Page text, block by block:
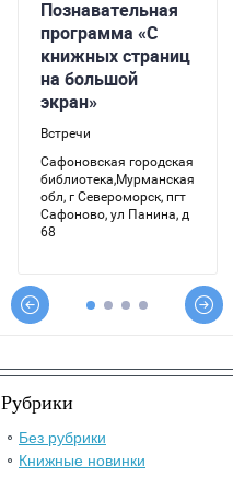
Рубрики
Без рубрики
Книжные новинки